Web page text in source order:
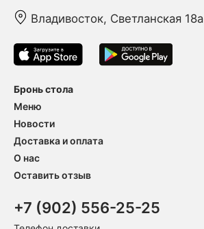
Владивосток, Светланская 18а
Бронь стола
Меню
Новости
Доставка и оплата
О нас
Оставить отзыв
+7 (902) 556-25-25